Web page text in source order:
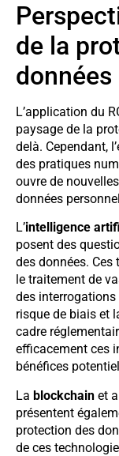
de la
données
L’application du
paysage de la
delà. Cependant,
des pratiques
ouvre de
données
L’intelligence
posent des
des données.
le traitement de
des
risque de biais et
cadre
efficacement ces
bénéfices
La blockchain et
présentent
protection des
de ces